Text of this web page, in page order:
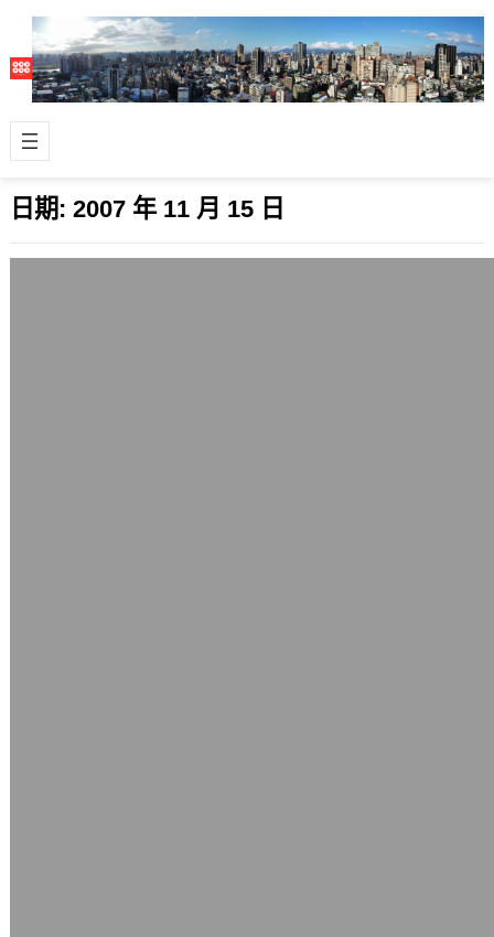
日期: 2007 年 11 月 15 日